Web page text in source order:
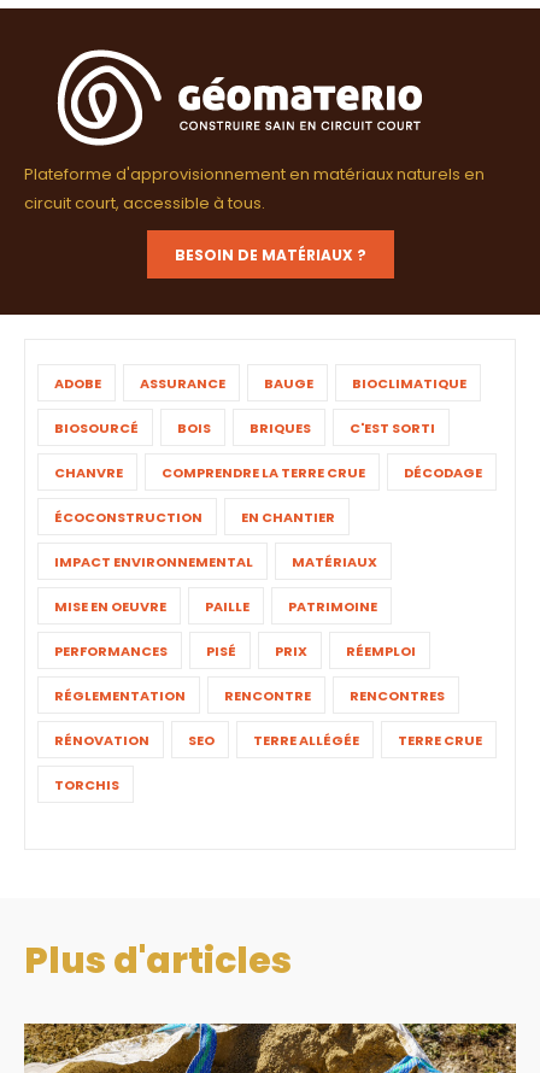
Plateforme d'approvisionnement en matériaux naturels en
circuit court, accessible à tous.
BESOIN DE MATÉRIAUX ?
ADOBE ASSURANCE BAUGE BIOCLIMATIQUE
BIOSOURCÉ BOIS BRIQUES C'EST SORTI
CHANVRE COMPRENDRE LA TERRE CRUE DÉCODAGE
ÉCOCONSTRUCTION EN CHANTIER
IMPACT ENVIRONNEMENTAL MATÉRIAUX
MISE EN OEUVRE PAILLE PATRIMOINE
PERFORMANCES PISÉ PRIX RÉEMPLOI
RÉGLEMENTATION RENCONTRE RENCONTRES
RÉNOVATION SEO TERRE ALLÉGÉE TERRE CRUE
TORCHIS
Plus d'articles